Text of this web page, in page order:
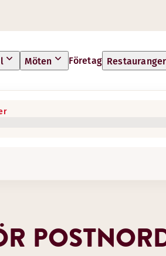
Möten Företag Restauranger